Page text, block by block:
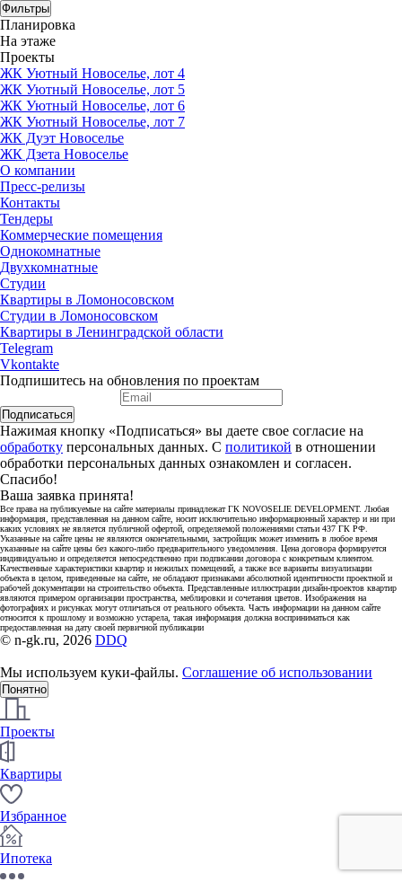
Фильтры
Планировка
На этаже
Проекты
ЖК Уютный Новоселье, лот 4
ЖК Уютный Новоселье, лот 5
ЖК Уютный Новоселье, лот 6
ЖК Уютный Новоселье, лот 7
ЖК Дуэт Новоселье
ЖК Дзета Новоселье
О компании
Пресс-релизы
Контакты
Тендеры
Коммерческие помещения
Однокомнатные
Двухкомнатные
Студии
Квартиры в Ломоносовском
Студии в Ломоносовском
Квартиры в Ленинградской области
Telegram
Vkontakte
Подпишитесь на обновления по проектам
Подписаться
Нажимая кнопку «Подписаться» вы даете свое согласие на
обработку персональных данных. С политикой в отношении
обработки персональных данных ознакомлен и согласен.
Спасибо!
Ваша заявка принята!
Все права на публикуемые на сайте материалы принадлежат ГК NOVOSELIE DEVELOPMENT. Любая
информация, представленная на данном сайте, носит исключительно информационный характер и ни при
каких условиях не является публичной офертой, определяемой положениями статьи 437 ГК РФ.
Указанные на сайте цены не являются окончательными, застройщик может изменить в любое время
указанные на сайте цены без какого-либо предварительного уведомления. Цена договора формируется
индивидуально и определяется непосредственно при подписании договора с конкретным клиентом.
Качественные характеристики квартир и нежилых помещений, а также все варианты визуализации
объекта в целом, приведенные на сайте, не обладают признаками абсолютной идентичности проектной и
рабочей документации на строительство объекта. Представленные иллюстрации дизайн-проектов квартир
являются примером организации пространства, меблировки и сочетания цветов. Изображения на
фотографиях и рисунках могут отличаться от реального объекта. Часть информации на данном сайте
относится к прошлому и возможно устарела, такая информация должна восприниматься как
предоставленная на дату своей первичной публикации
© n-gk.ru, 2026 DDQ
Мы используем куки-файлы. Соглашение об использовании
Понятно
Проекты
Квартиры
Избранное
Ипотека